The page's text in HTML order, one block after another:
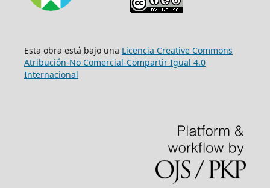
Esta obra está bajo una Licencia Creative Commons
Atribución-No Comercial-Compartir Igual 4.0
Internacional